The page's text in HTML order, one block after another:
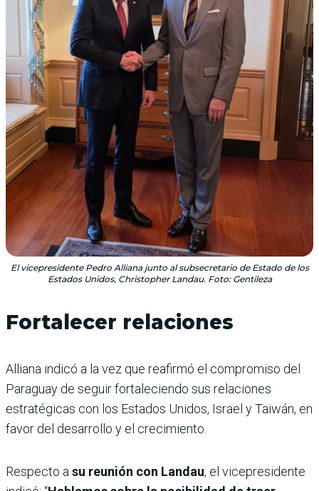
El vicepresidente Pedro Alliana junto al subsecretario de Estado de los
Estados Unidos, Christopher Landau. Foto: Gentileza
Fortalecer relaciones
Alliana indicó a la vez que reafirmó el compromiso del
Paraguay de seguir fortaleciendo sus relaciones
estratégicas con los Estados Unidos, Israel y Taiwán, en
favor del desarrollo y el crecimiento.
Respecto asu reunión con Landau, el vicepresidente